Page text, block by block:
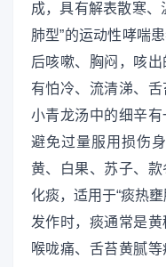
成，具有解表散寒、
肺型”的运动性哮喘
后咳嗽、胸闷，咳
有怕冷、流清涕、舌
小青龙汤中的细辛有
避免过量服用损伤
黄、白果、苏子、
化痰，适用于“痰热
发作时，痰通常是黄
喉咙痛、舌苔黄腻